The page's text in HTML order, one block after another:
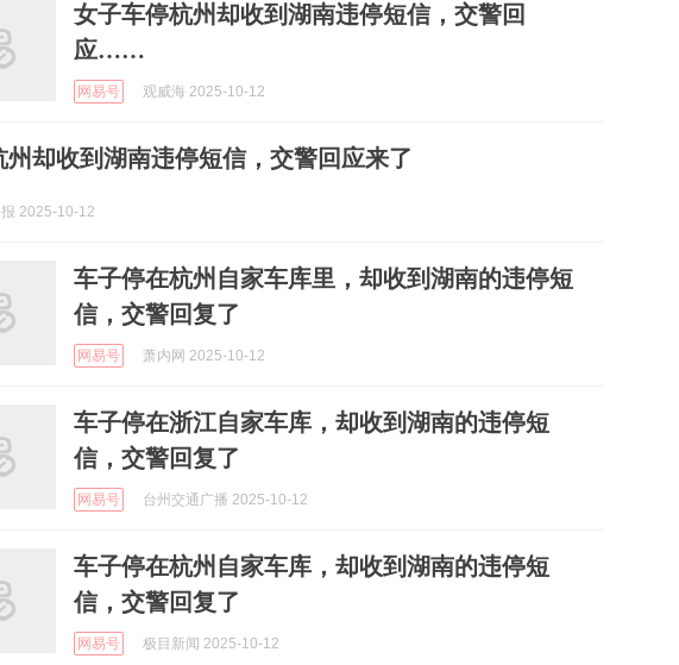
女子车停杭州却收到湖南违停短信，交警回
应……
网易号 观威海 2025-10-12
州却收到湖南违停短信，交警回应来了
2025-10-12
车子停在杭州自家车库里，却收到湖南的违停短
信，交警回复了
网易号 萧内网 2025-10-12
车子停在浙江自家车库，却收到湖南的违停短
信，交警回复了
网易号 台州交通广播 2025-10-12
车子停在杭州自家车库，却收到湖南的违停短
信，交警回复了
网易号 极目新闻 2025-10-12